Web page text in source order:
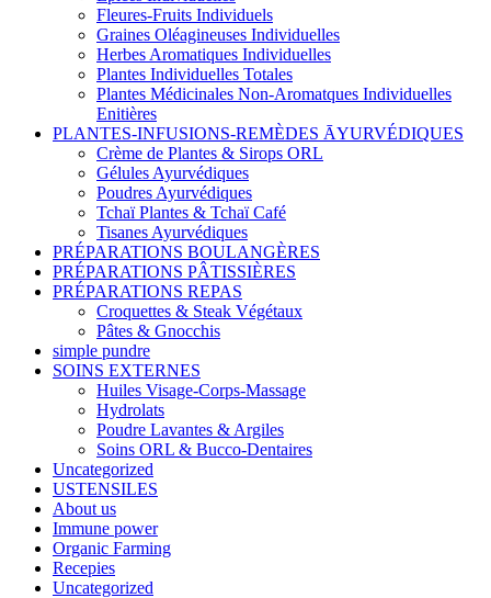
Fleures-Fruits Individuels
Graines Oléagineuses Individuelles
Herbes Aromatiques Individuelles
Plantes Individuelles Totales
Plantes Médicinales Non-Aromatques Individuelles
Enitières
PLANTES-INFUSIONS-REMÈDES ĀYURVÉDIQUES
Crème de Plantes & Sirops ORL
Gélules Ayurvédiques
Poudres Ayurvédiques
Tchaï Plantes & Tchaï Café
Tisanes Ayurvédiques
PRÉPARATIONS BOULANGÈRES
PRÉPARATIONS PÂTISSIÈRES
PRÉPARATIONS REPAS
Croquettes & Steak Végétaux
Pâtes & Gnocchis
simple pundre
SOINS EXTERNES
Huiles Visage-Corps-Massage
Hydrolats
Poudre Lavantes & Argiles
Soins ORL & Bucco-Dentaires
Uncategorized
USTENSILES
About us
Immune power
Organic Farming
Recepies
Uncategorized